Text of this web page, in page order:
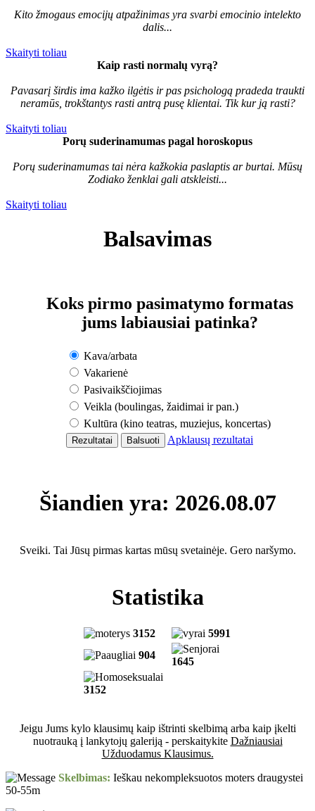
Kito žmogaus emocijų atpažinimas yra svarbi emocinio intelekto
dalis...
Skaityti toliau
Kaip rasti normalų vyrą?
Pavasarį širdis ima kažko ilgėtis ir pas psichologą pradeda traukti
neramūs, trokštantys rasti antrą pusę klientai. Tik kur ją rasti?
Skaityti toliau
Porų suderinamumas pagal horoskopus
Porų suderinamumas tai nėra kažkokia paslaptis ar burtai. Mūsų
Zodiako ženklai gali atskleisti...
Skaityti toliau
Balsavimas
Koks pirmo pasimatymo formatas
jums labiausiai patinka?
Kava/arbata
Vakarienė
Pasivaikščiojimas
Veikla (boulingas, žaidimai ir pan.)
Kultūra (kino teatras, muziejus, koncertas)
Apklausų rezultatai
Šiandien yra: 2026.08.07
Sveiki. Tai Jūsų pirmas kartas mūsų svetainėje. Gero naršymo.
Statistika
3152
5991
904
1645
3152
Jeigu Jums kylo klausimų kaip ištrinti skelbimą arba kaip įkelti
nuotrauką į lankytojų galeriją - perskaitykite Dažniausiai
Užduodamus Klausimus.
Skelbimas: Ieškau nekompleksuotos moters draugystei
50-55m